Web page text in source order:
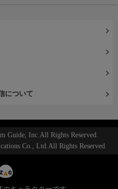
について
Guide, Inc.All Rights Reserved.
Co., Ltd.All Rights Reserved.